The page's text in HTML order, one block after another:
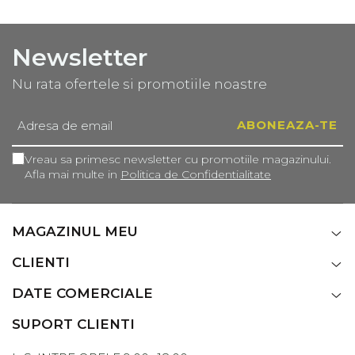
Newsletter
Nu rata ofertele si promotiile noastre
Vreau sa primesc newsletter cu promotiile magazinului.
Afla mai multe in Politica de Confidentialitate
MAGAZINUL MEU
CLIENTI
DATE COMERCIALE
SUPORT CLIENTI